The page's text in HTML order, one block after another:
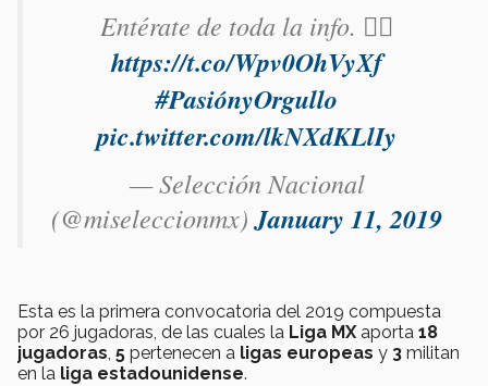
Entérate de toda la info. 👉🏻
https://t.co/Wpv0OhVyXf
#PasiónyOrgullo
pic.twitter.com/lkNXdKLlIy
— Selección Nacional
(@miseleccionmx)January 11, 2019
Esta es la primera convocatoria del 2019 compuesta
por 26 jugadoras, de las cuales la Liga MXaporta 18
jugadoras, 5 pertenecen a ligas europeas y 3 militan
en la liga estadounidense.